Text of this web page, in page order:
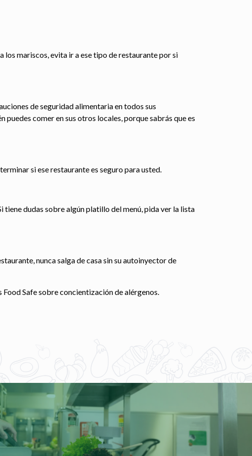
los mariscos, evita ir a ese tipo de restaurante por si
de seguridad alimentaria en todos sus
comer en sus otros locales, porque sabrás que es
si ese restaurante es seguro para usted.
tiene dudas sobre algún platillo del menú, pida ver la lista
nunca salga de casa sin su autoinyector de
Safe sobre concientización de alérgenos.